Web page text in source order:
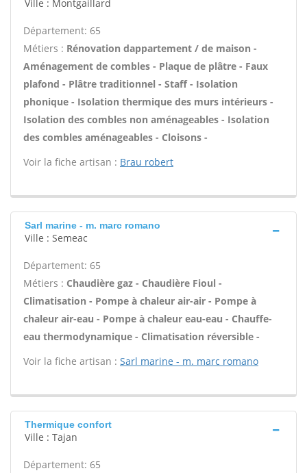
Ville : Montgaillard
Département: 65
Métiers : Rénovation dappartement / de maison -
Aménagement de combles - Plaque de plâtre - Faux
plafond - Plâtre traditionnel - Staff - Isolation
phonique - Isolation thermique des murs intérieurs -
Isolation des combles non aménageables - Isolation
des combles aménageables - Cloisons -
Voir la fiche artisan : Brau robert
Sarl marine - m. marc romano
Ville : Semeac
Département: 65
Métiers : Chaudière gaz - Chaudière Fioul -
Climatisation - Pompe à chaleur air-air - Pompe à
chaleur air-eau - Pompe à chaleur eau-eau - Chauffe-
eau thermodynamique - Climatisation réversible -
Voir la fiche artisan : Sarl marine - m. marc romano
Thermique confort
Ville : Tajan
Département: 65